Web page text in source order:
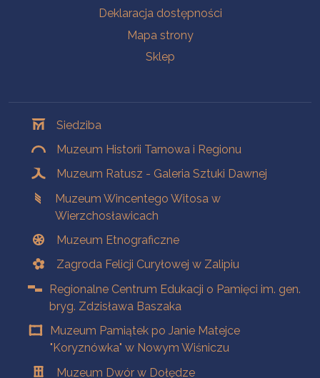
Deklaracja dostępności
Mapa strony
Sklep
Siedziba
Muzeum Historii Tarnowa i Regionu
Muzeum Ratusz - Galeria Sztuki Dawnej
Muzeum Wincentego Witosa w
Wierzchosławicach
Muzeum Etnograficzne
Zagroda Felicji Curyłowej w Zalipiu
Regionalne Centrum Edukacji o Pamięci im. gen.
bryg. Zdzisława Baszaka
Muzeum Pamiątek po Janie Matejce
"Koryznówka" w Nowym Wiśniczu
Muzeum Dwór w Dołędze